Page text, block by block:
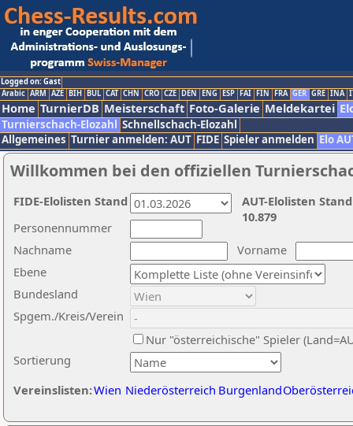
Logged on: Gast
Arabic ARM AZE BIH BUL CAT CHN CRO CZE DEN ENG ESP FAI FIN FRA GER GRE INA
Home TurnierDB Meisterschaft Foto-Galerie Meldekartei
Turnierschach-Elozahl Schnellschach-Elozahl
Allgemeines Turnier anmelden: AUT FIDE Spieler anmelden Elo
Willkommen bei den offiziellen
Nachname
Vorname
Ebene
Sortierung
Personennummer
Bundesland
Spgem./Kreis/Verein
Nur "österreichische" Spieler
Vereinslisten:Wien Niederösterreich Burgenland
AUT-Elolisten
10.879
FIDE-Elolisten Stand